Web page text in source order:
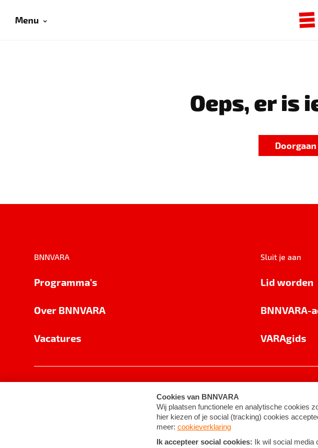
Menu
Oeps, er is
BNNVARA
Programma's
Over BNNVARA
Vacatures
Sluit je aan
Lid worden
BNNVARA-
VARAgids
Cookie-instellingen Algemene voorwaarden ©2026